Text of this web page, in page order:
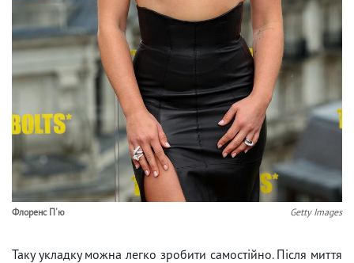
Флоренс П'ю Getty Images
Таку укладку можна легко зробити самостійно. Після миття